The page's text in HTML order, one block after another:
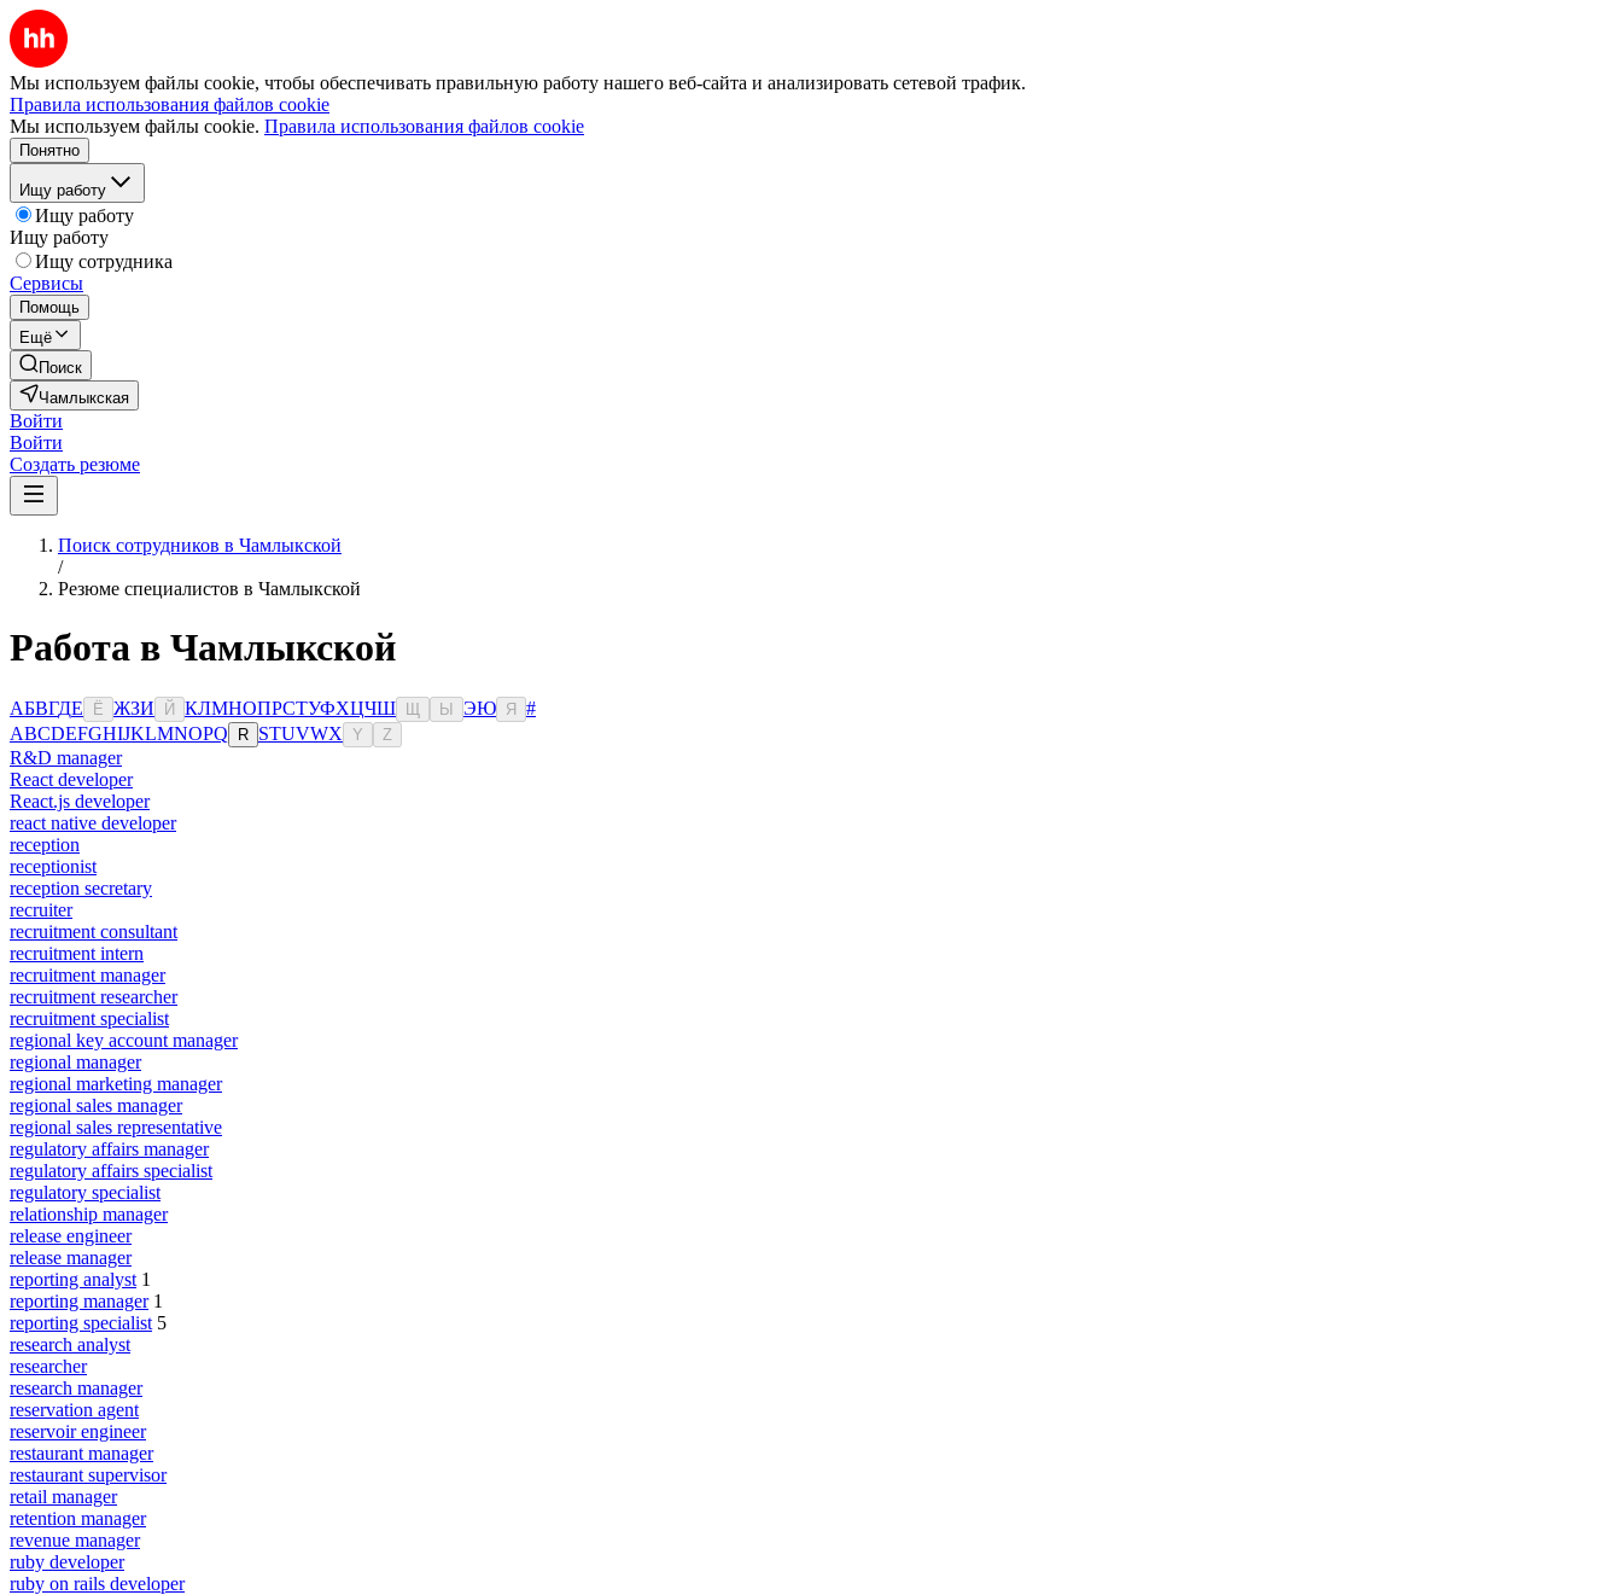
Мы используем файлы cookie, чтобы обеспечивать правильную работу нашего веб-сайта и анализировать сетевой трафик.
Правила использования файлов cookie
Мы используем файлы cookie. Правила использования файлов cookie
Понятно
Ищу работу
Ищу работу
Ищу работу
Ищу сотрудника
Сервисы
Помощь
Ещё
Поиск
Чамлыкская
Войти
Войти
Создать резюме
Поиск сотрудников в Чамлыкской
/
Резюме специалистов в Чамлыкской
Работа в Чамлыкской
АБВГДЕ Ё ЖЗИ Й КЛМНОПРСТУФХЦЧШ Ы ЭЮ Я
#
ABCDEFGHIJKLMNOPQ R STUVWX Y Z
R&D manager
React developer
React.js developer
react native developer
reception
receptionist
reception secretary
recruiter
recruitment consultant
recruitment intern
recruitment manager
recruitment researcher
recruitment specialist
regional key account manager
regional manager
regional marketing manager
regional sales manager
regional sales representative
regulatory affairs manager
regulatory affairs specialist
regulatory specialist
relationship manager
release engineer
release manager
reporting analyst 1
reporting manager 1
reporting specialist 5
research analyst
researcher
research manager
reservation agent
reservoir engineer
restaurant manager
restaurant supervisor
retail manager
retention manager
revenue manager
ruby developer
ruby on rails developer